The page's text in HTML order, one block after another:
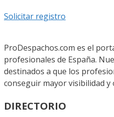
Solicitar registro
ProDespachos.com es el
profesionales de España.
destinados a que los
conseguir mayor visibilidad
DIRECTORIO